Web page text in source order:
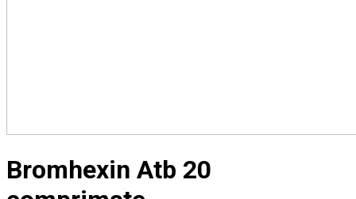
Bromhexin Atb 20